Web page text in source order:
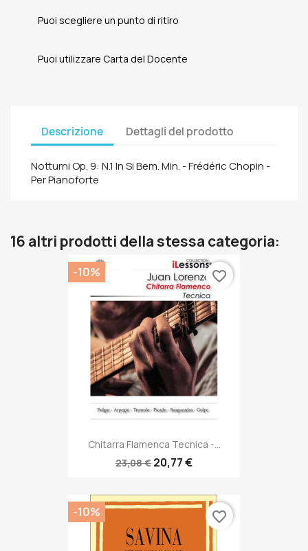
Puoi scegliere un punto di ritiro
Puoi utilizzare Carta del Docente
Descrizione Dettagli del prodotto
Notturni Op. 9: N.1 In Si Bem. Min. - Frédéric Chopin -
Per Pianoforte
16 altri prodotti della stessa categoria:
Chitarra Flamenca Tecnica -...
23,08 € 20,77 €
-10% favorite_border
-10% favorite_border